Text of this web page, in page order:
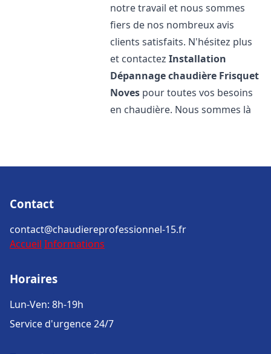
notre travail et nous sommes
fiers de nos nombreux avis
clients satisfaits. N'hésitez plus
et contactezInstallation
Dépannage chaudière Frisquet
Noves pour toutes vos besoins
en chaudière. Nous sommes là
Contact
contact@chaudiereprofessionnel-15.fr
Accueil Informations
Horaires
Lun-Ven: 8h-19h
Service d'urgence 24/7